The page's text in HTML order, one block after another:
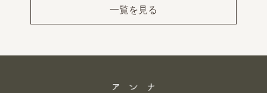
一覧を見る